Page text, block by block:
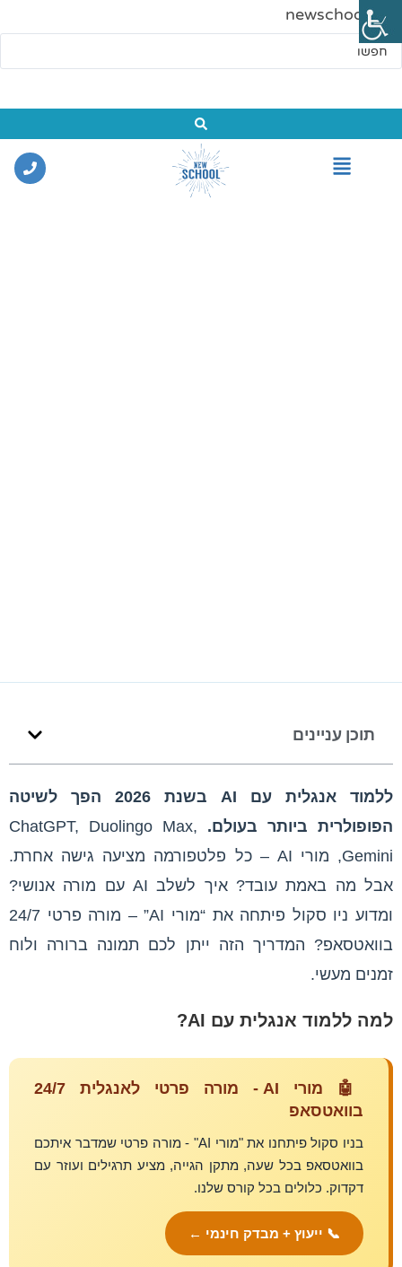
newschool.co.il
תוכן עניינים
ללמוד אנגלית עם AI בשנת 2026 הפך לשיטה
הפופולרית ביותר בעולם.
ChatGPT, Duolingo Max,
Gemini, מורי AI – כל פלטפורמה מציעה גישה אחרת.
אבל מה באמת עובד? איך לשלב AI עם מורה אנושי?
ומדוע ניו סקול פיתחה את “מורי AI” – מורה פרטי 24/7
בוואטסאפ? המדריך הזה ייתן לכם תמונה ברורה ולוח
זמנים מעשי.
למה ללמוד אנגלית עם AI?
🤖 מורי AI - מורה פרטי לאנגלית 24/7
בוואטסאפ
בניו סקול פיתחנו את "מורי AI" - מורה פרטי שמדבר איתכם
בוואטסאפ בכל שעה, מתקן הגייה, מציע תרגילים ועוזר עם
דקדוק. כלולים בכל קורס שלנו.
📞 ייעוץ + מבדק חינמי ←